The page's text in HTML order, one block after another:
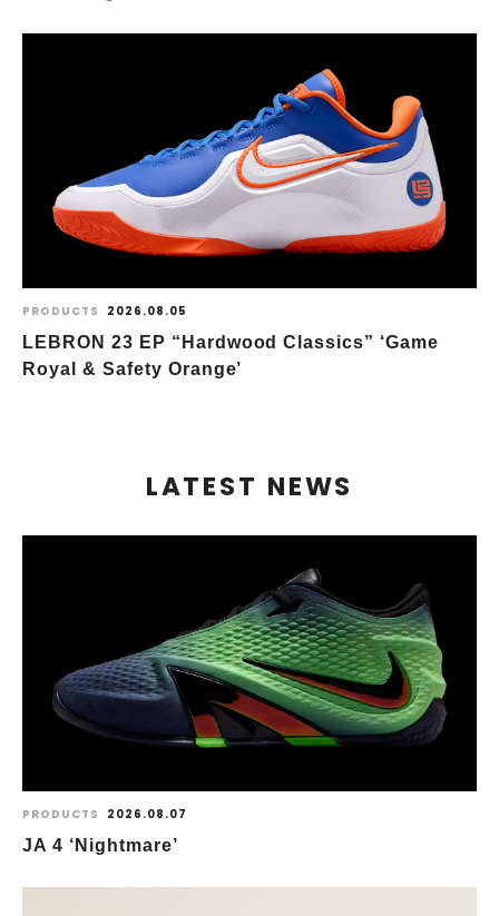
PRODUCTS 2026.08.05
LEBRON 23 EP “Hardwood Classics” ‘Game
Royal & Safety Orange’
LATEST NEWS
PRODUCTS 2026.08.07
JA 4 ‘Nightmare’